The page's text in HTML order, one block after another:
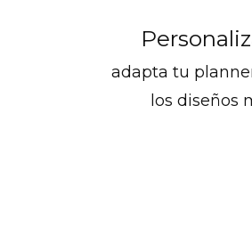
adapta tu
los diseños